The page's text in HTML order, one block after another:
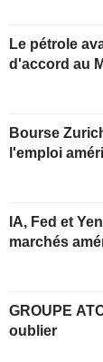
Le pétrole
d'accord au
Bourse
l'emploi
IA, Fed et
marchés
GROUPE ATOS : une nouvelle
oublier